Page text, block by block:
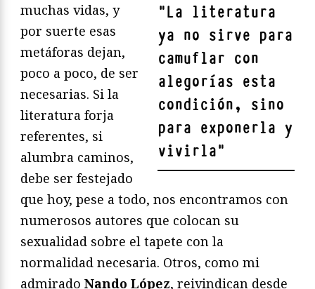
"La literatura
ya no sirve para
camuflar con
alegorías esta
condición, sino
para exponerla y
vivirla"
muchas vidas, y
por suerte esas
metáforas dejan,
poco a poco, de ser
necesarias. Si la
literatura forja
referentes, si
alumbra caminos,
debe ser festejado
que hoy, pese a todo, nos encontramos con
numerosos autores que colocan su
sexualidad sobre el tapete con la
normalidad necesaria. Otros, como mi
admirado Nando López, reivindican desde